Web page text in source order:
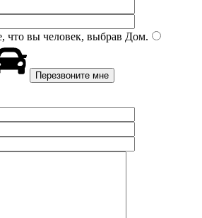
что вы человек, выбрав Дом.